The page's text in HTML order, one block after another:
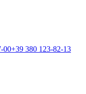
00+39 380 123-82-13